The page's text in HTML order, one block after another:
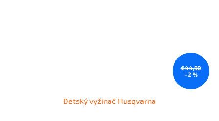
€44,90
–2 %
Detský vyžínač Husqvarna